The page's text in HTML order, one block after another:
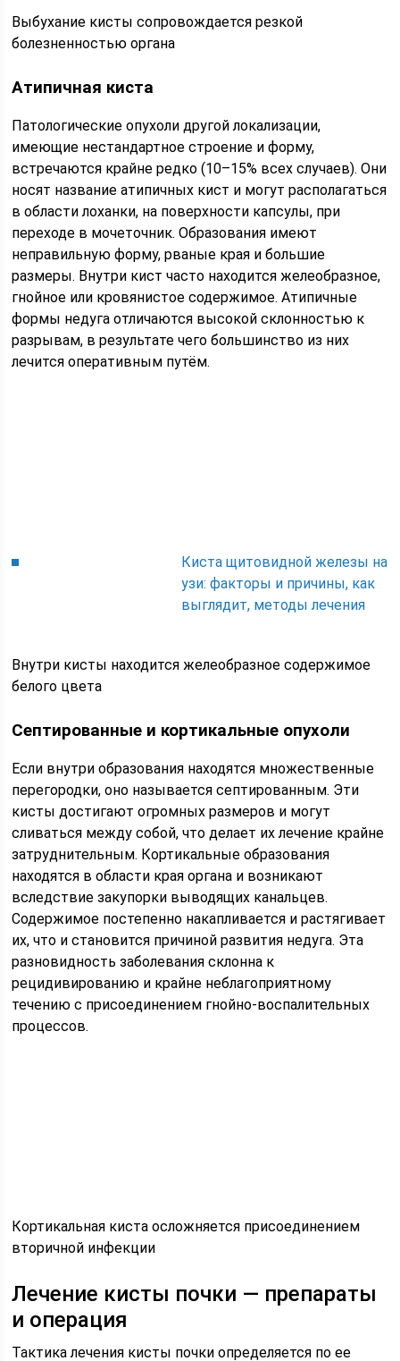
Выбухание кисты сопровождается резкой
болезненностью органа
Атипичная киста
Патологические опухоли другой локализации,
имеющие нестандартное строение и форму,
встречаются крайне редко (10–15% всех случаев). Они
носят название атипичных кист и могут располагаться
в области лоханки, на поверхности капсулы, при
переходе в мочеточник. Образования имеют
неправильную форму, рваные края и большие
размеры. Внутри кист часто находится желеобразное,
гнойное или кровянистое содержимое. Атипичные
формы недуга отличаются высокой склонностью к
разрывам, в результате чего большинство из них
лечится оперативным путём.
Киста щитовидной железы на
узи: факторы и причины, как
выглядит, методы лечения
Внутри кисты находится желеобразное содержимое
белого цвета
Септированные и кортикальные опухоли
Если внутри образования находятся множественные
перегородки, оно называется септированным. Эти
кисты достигают огромных размеров и могут
сливаться между собой, что делает их лечение крайне
затруднительным. Кортикальные образования
находятся в области края органа и возникают
вследствие закупорки выводящих канальцев.
Содержимое постепенно накапливается и растягивает
их, что и становится причиной развития недуга. Эта
разновидность заболевания склонна к
рецидивированию и крайне неблагоприятному
течению с присоединением гнойно-воспалительных
процессов.
Кортикальная киста осложняется присоединением
вторичной инфекции
Лечение кисты почки — препараты
и операция
Тактика лечения кисты почки определяется по ее